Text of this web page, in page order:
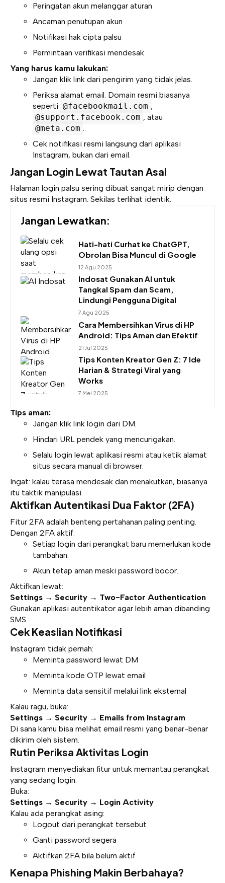
Peringatan akun melanggar aturan
Ancaman penutupan akun
Notifikasi hak cipta palsu
Permintaan verifikasi mendesak
Yang harus kamu lakukan:
Jangan klik link dari pengirim yang tidak jelas.
Periksa alamat email. Domain resmi biasanya
seperti @facebookmail.com ,
@support.facebook.com , atau
@meta.com
Cek notifikasi resmi langsung dari aplikasi
Instagram, bukan dari email.
Jangan Login Lewat Tautan Asal
Halaman login palsu sering dibuat sangat mirip dengan
situs resmi Instagram. Sekilas terlihat identik.
Jangan Lewatkan:
Hati-hati Curhat ke ChatGPT,
Obrolan Bisa Muncul di Google
12 Agu 2025
Indosat Gunakan AI untuk
Tangkal Spam dan Scam,
Lindungi Pengguna Digital
7 Agu 2025
Cara Membersihkan Virus di HP
Android: Tips Aman dan Efektif
21 Jul 2025
Tips Konten Kreator Gen Z: 7 Ide
Harian & Strategi Viral yang
Works
7 Mei 2025
Tips aman:
Jangan klik link login dari DM.
Hindari URL pendek yang mencurigakan.
Selalu login lewat aplikasi resmi atau ketik alamat
situs secara manual di browser.
Ingat: kalau terasa mendesak dan menakutkan, biasanya
itu taktik manipulasi.
Aktifkan Autentikasi Dua Faktor (2FA)
Fitur 2FA adalah benteng pertahanan paling penting.
Dengan 2FA aktif:
Setiap login dari perangkat baru memerlukan kode
tambahan.
Akun tetap aman meski password bocor.
Aktifkan lewat:
Settings → Security → Two-Factor Authentication
Gunakan aplikasi autentikator agar lebih aman dibanding
SMS.
Cek Keaslian Notifikasi
Instagram tidak pernah:
Meminta password lewat DM
Meminta kode OTP lewat email
Meminta data sensitif melalui link eksternal
Kalau ragu, buka:
Settings → Security → Emails from Instagram
Di sana kamu bisa melihat email resmi yang benar-benar
dikirim oleh sistem.
Rutin Periksa Aktivitas Login
Instagram menyediakan fitur untuk memantau perangkat
yang sedang login.
Buka:
Settings → Security → Login Activity
Kalau ada perangkat asing:
Logout dari perangkat tersebut
Ganti password segera
Aktifkan 2FA bila belum aktif
Kenapa Phishing Makin Berbahaya?